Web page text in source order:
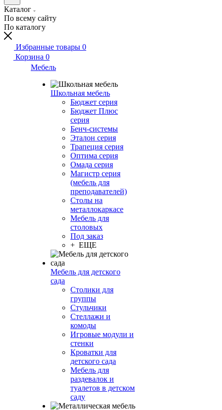
Каталог
По всему сайту
По каталогу
Избранные товары 0
Корзина 0
Мебель
Школьная мебель
Бюджет серия
Бюджет Плюс
серия
Бенч-системы
Эталон серия
Трапеция серия
Оптима серия
Омада серия
Магистр серия
(мебель для
преподавателей)
Столы на
металлокаркасе
Мебель для
столовых
Под заказ
+ ЕЩЕ
Мебель для детского
сада
Столики для
группы
Стульчики
Стеллажи и
комоды
Игровые модули и
стенки
Кроватки для
детского сада
Мебель для
раздевалок и
туалетов в детском
саду